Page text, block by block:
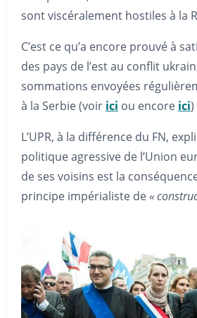
sont viscéralement hostiles à la
C’est ce qu’a encore prouvé à
des pays de l’est au conflit
sommations envoyées
à la Serbie (voir ici ou encore ici)
L’UPR, à la différence du FN,
politique agressive de l’Union
de ses voisins est la
principe impérialiste de«